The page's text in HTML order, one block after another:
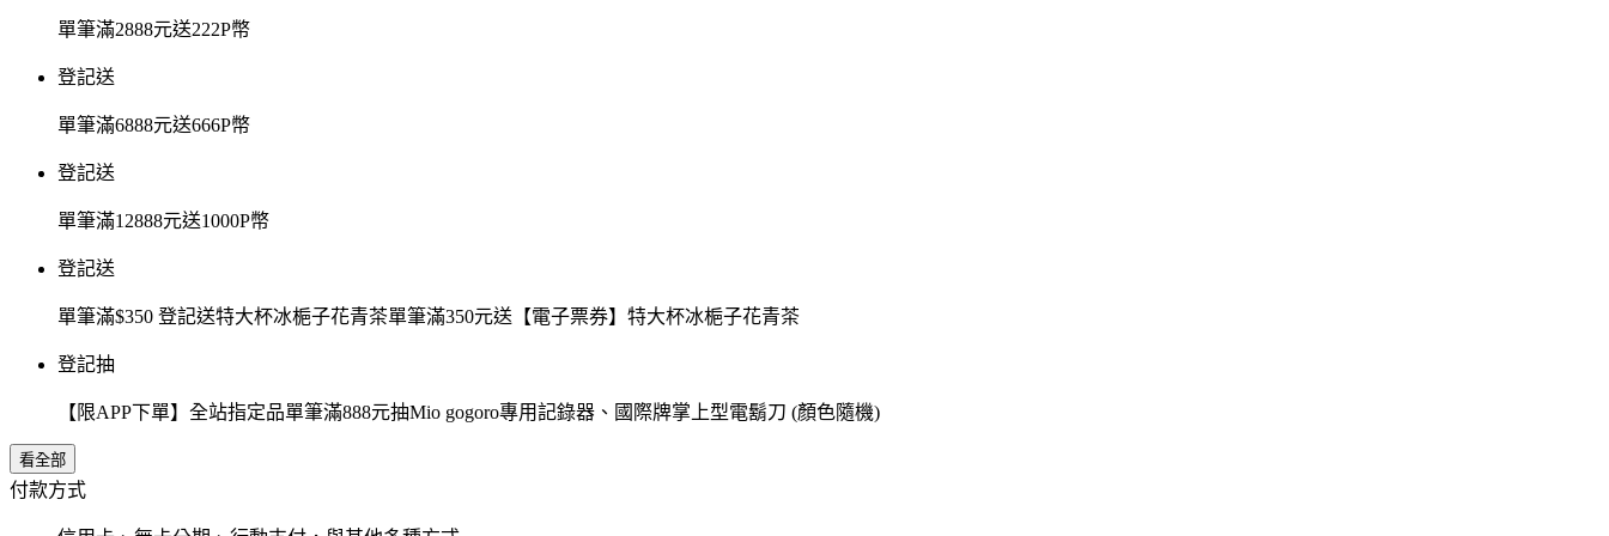
單筆滿2888元送222P幣
登記送
單筆滿6888元送666P幣
登記送
單筆滿12888元送1000P幣
登記送
單筆滿$350 登記送特大杯冰梔子花青茶單筆滿350元送【電子票券】特大杯冰梔子花青茶
登記抽
【限APP下單】全站指定品單筆滿888元抽Mio gogoro專用記錄器、國際牌掌上型電鬍刀 (顏色隨機)
看全部
付款方式